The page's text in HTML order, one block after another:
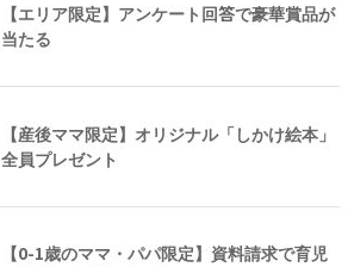
【エリア限定】アンケート回答で豪華賞品が
当たる
【産後ママ限定】オリジナル「しかけ絵本」
全員プレゼント
【0-1歳のママ・パパ限定】資料請求で育児